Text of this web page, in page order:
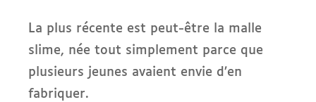
La plus récente est peut-être la malle
slime, née tout simplement parce que
plusieurs jeunes avaient envie d’en
fabriquer.